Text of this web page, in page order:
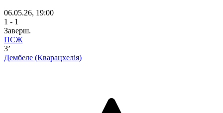
06.05.26, 19:00
1 - 1
Заверш.
ПСЖ
3’
Дембеле (Кварацхелія)